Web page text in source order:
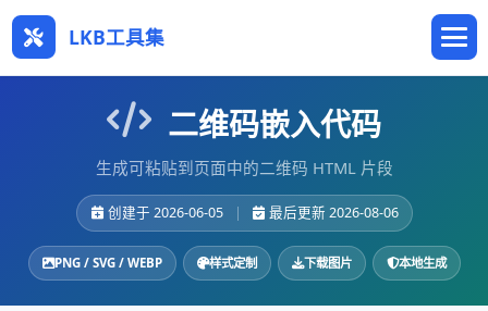
LKB工具集
二维码嵌入代码
生成可粘贴到页面中的二维码 HTML 片段
创建于 2026-06-05 | 最后更新 2026-08-06
PNG / SVG / WEBP 样式定制 下载图片 本地生成